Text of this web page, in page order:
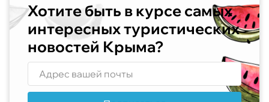
Хотите быть в курсе самых
интересных туристических
новостей Крыма?